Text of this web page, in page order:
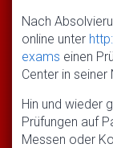
Nach
online unter
exams einen
Center in seiner
Hin und wieder
Prüfungen auf
Messen oder